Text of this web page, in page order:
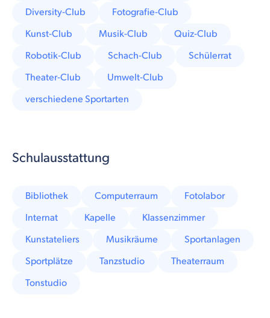
Diversity-Club
Fotografie-Club
Kunst-Club
Musik-Club
Quiz-Club
Robotik-Club
Schach-Club
Schülerrat
Theater-Club
Umwelt-Club
verschiedene Sportarten
Schulausstattung
Bibliothek Computerraum
Fotolabor
Internat
Kapelle
Klassenzimmer
Kunstateliers
Musikräume
Sportanlagen
Sportplätze
Tanzstudio
Theaterraum
Tonstudio